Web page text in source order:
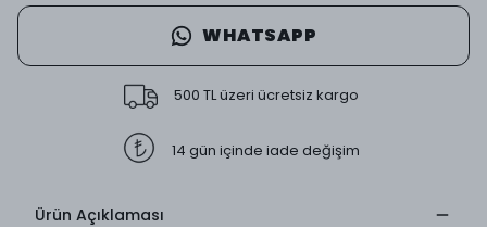
WHATSAPP
500 TL üzeri ücretsiz kargo
14 gün içinde iade değişim
Ürün Açıklaması